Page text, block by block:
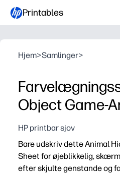
Printables
Hjem>Samlinger>
Object Game-
HP printbar sjov
Bare udskriv dette Animal
Sheet for øjeblikkelig,
efter skjulte genstande og